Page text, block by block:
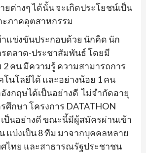
ยต่างๆ ได้นั้น จะเกิดประโยชน์เป็น
ะภาคอุตสาหกรรม
แข่งขันประกอบด้วย นักคิด นัก
รตลาด-ประชาสัมพันธ์ โดยมี
คน มีความรู้ ความสามารถการ
นโลยีได้ และอย่างน้อย 1 คน
งกฤษได้เป็นอย่างดี ไม่จำกัดอายุ
ศึกษา โครงการ DATATHON
ป็นอย่างดี ขณะนี้มีผู้สมัครผ่านเข้า
แบ่งเป็น 8 ทีม มาจากบุคคลหลาย
ศไทย และสาธารณรัฐประชาชน